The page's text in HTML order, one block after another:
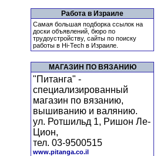
Работа в Израиле
Самая большая подборка ссылок на
доски объявлений, бюро по
трудоустройству, сайты по поиску
работы в Hi-Tech в Израиле.
МАГАЗИН ПО ВЯЗАНИЮ
"Питанга" -
специализированный
магазин по вязанию,
вышиванию и валянию.
ул. Ротшильд 1, Ришон Ле-
Цион,
тел. 03-9500515
www.pitanga.co.il